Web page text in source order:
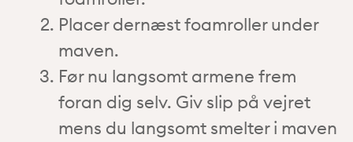
Placer dernæst foamroller under
maven.
Før nu langsomt armene frem
foran dig selv. Giv slip på vejret
mens du langsomt smelter i maven